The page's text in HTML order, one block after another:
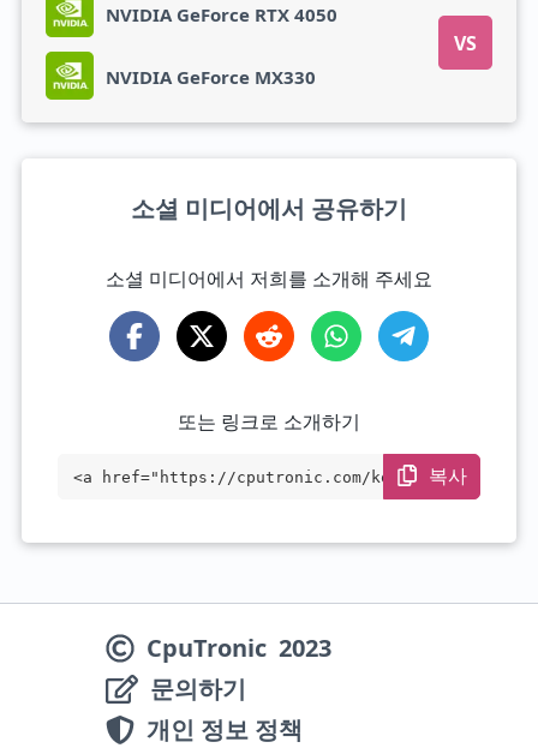
NVIDIA GeForce RTX 4050
VS
NVIDIA GeForce MX330
소셜 미디어에서 공유하기
소셜 미디어에서 저희를 소개해 주세요
또는 링크로 소개하기
<a href="https://cputronic.com/ko/gpu/co
복사
CpuTronic 2023
문의하기
개인 정보 정책